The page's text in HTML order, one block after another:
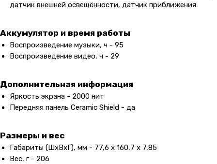
датчик внешней освещённости, датчик приближения
Аккумулятор и время работы
Воспроизведение музыки, ч - 95
Воспроизведение видео, ч - 29
Дополнительная информация
Яркость экрана - 2000 нит
Передняя панель Ceramic Shield - да
Размеры и вес
Габариты (ШxВxГ), мм - 77,6 x 160,7 x 7,85
Вес, г - 206